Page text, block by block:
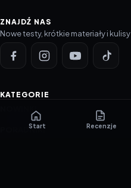
ZNAJDŹ NAS
Nowe testy, krótkie materiały i
KATEGORIE
NOWINKI
PORADNIKI
Start Recenzje